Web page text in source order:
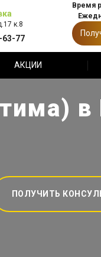
к.8
63-77
Время
АКЦИИ
в
ПОЛУЧИТЬ